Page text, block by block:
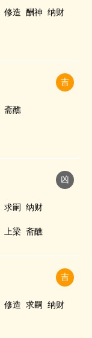
修造 酬神 纳财
吉
斋醮
凶
求嗣 纳财
上梁 斋醮
吉
修造 求嗣 纳财